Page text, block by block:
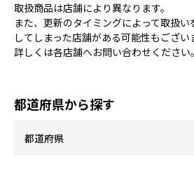
取扱商品は店舗により異なります。
また、更新のタイミングによって取扱
してしまった店舗がある可能性もござい
詳しくは各店舗へお問い合わせください。
都道府県から探す